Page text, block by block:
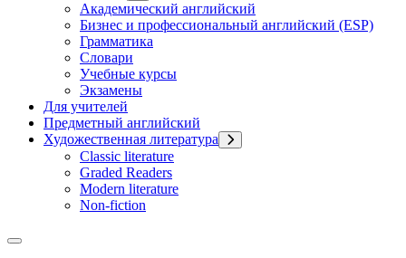
Академический английский
Бизнес и профессиональный английский (ESP)
Грамматика
Словари
Учебные курсы
Экзамены
Для учителей
Предметный английский
Художественная литература
Classic literature
Graded Readers
Modern literature
Non-fiction